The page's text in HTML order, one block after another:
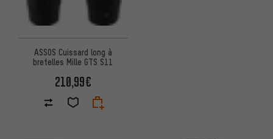
ASSOS Cuissard long à
bretelles Mille GTS S11
210,99€